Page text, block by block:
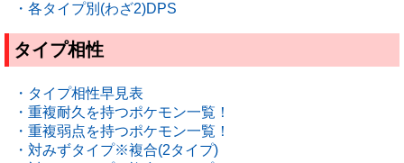
・各タイプ別(わざ2)DPS
タイプ相性
・タイプ相性早見表
・重複耐久を持つポケモン一覧！
・重複弱点を持つポケモン一覧！
・対みずタイプ※複合(2タイプ)